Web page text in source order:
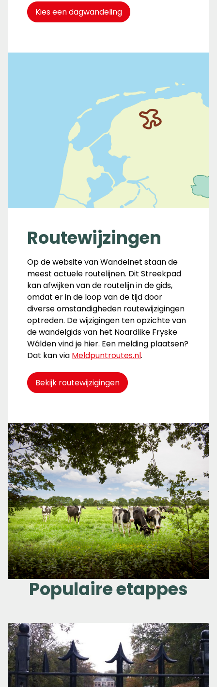
Kies een dagwandeling
Routewijzingen
Op de website van Wandelnet staan de
meest actuele routelijnen. Dit Streekpad
kan afwijken van de routelijn in de gids,
omdat er in de loop van de tijd door
diverse omstandigheden routewijzigingen
optreden. De wijzigingen ten opzichte van
de wandelgids van het Noardlike Fryske
Wâlden vind je hier. Een melding plaatsen?
Dat kan via Meldpuntroutes.nl.
Bekijk routewijzigingen
Populaire etappes